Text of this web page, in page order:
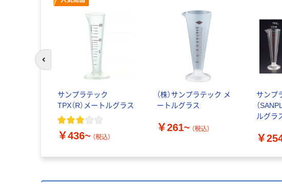
サンプラテック
TPX（R）メートルグラス
￥436~ （税込）
（株）サンプラテック メ
ートルグラス
￥261~ （税込）
サンプ
（
ルグラ
￥
前のスライドへ